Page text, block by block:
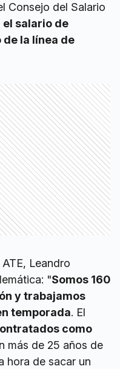
Consejo del Salario
el salario de
la línea de
Leandro
"Somos 160
y trabajamos
temporada. El
como
más de 25 años de
hora de sacar un